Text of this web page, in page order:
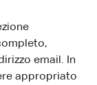
email. In
appropriato